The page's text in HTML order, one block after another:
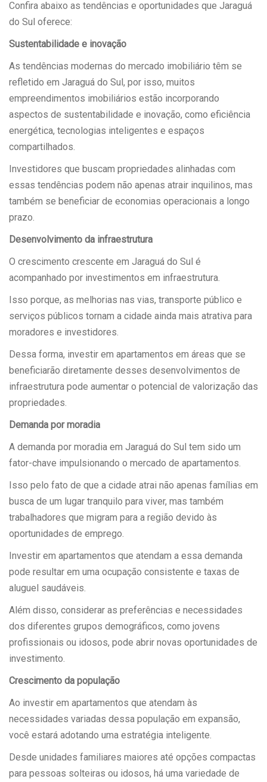
Confira abaixo as tendências e oportunidades que Jaraguá
do Sul oferece:
Sustentabilidade e inovação
As tendências modernas do mercado imobiliário têm se
refletido em Jaraguá do Sul, por isso, muitos
empreendimentos imobiliários estão incorporando
aspectos de sustentabilidade e inovação, como eficiência
energética, tecnologias inteligentes e espaços
compartilhados.
Investidores que buscam propriedades alinhadas com
essas tendências podem não apenas atrair inquilinos, mas
também se beneficiar de economias operacionais a longo
prazo.
Desenvolvimento da infraestrutura
O crescimento crescente em Jaraguá do Sul é
acompanhado por investimentos em infraestrutura.
Isso porque, as melhorias nas vias, transporte público e
serviços públicos tornam a cidade ainda mais atrativa para
moradores e investidores.
Dessa forma, investir em apartamentos em áreas que se
beneficiarão diretamente desses desenvolvimentos de
infraestrutura pode aumentar o potencial de valorização das
propriedades.
Demanda por moradia
A demanda por moradia em Jaraguá do Sul tem sido um
fator-chave impulsionando o mercado de apartamentos.
Isso pelo fato de que a cidade atrai não apenas famílias em
busca de um lugar tranquilo para viver, mas também
trabalhadores que migram para a região devido às
oportunidades de emprego.
Investir em apartamentos que atendam a essa demanda
pode resultar em uma ocupação consistente e taxas de
aluguel saudáveis.
Além disso, considerar as preferências e necessidades
dos diferentes grupos demográficos, como jovens
profissionais ou idosos, pode abrir novas oportunidades de
investimento.
Crescimento da população
Ao investir em apartamentos que atendam às
necessidades variadas dessa população em expansão,
você estará adotando uma estratégia inteligente.
Desde unidades familiares maiores até opções compactas
para pessoas solteiras ou idosos, há uma variedade de